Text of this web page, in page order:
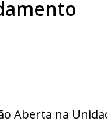
Aberta na